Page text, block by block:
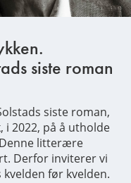
siste roman
siste roman,
i 2022, på å utholde
litterære
Derfor inviterer vi
før kvelden.